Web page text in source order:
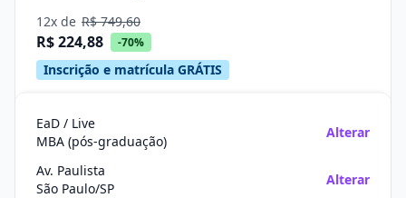
12x de R$ 749,60
R$ 224,88 -70%
Inscrição e matrícula GRÁTIS
EaD / Live
MBA (pós-graduação)
Alterar
Av. Paulista
São Paulo/SP
Alterar